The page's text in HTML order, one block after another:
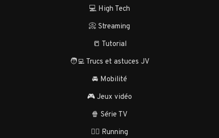
💻 High Tech
📀 Streaming
📒 Tutorial
🧑‍💻 Trucs et astuces JV
🚘 Mobilité
🎮 Jeux vidéo
🍿 Série TV
🏃‍♂️ Running